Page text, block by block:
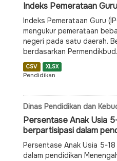
Indeks Pemerataan Guru
Indeks Pemerataan Guru
mengukur pemerataan
negeri pada satu daerah.
berdasarkan
CSV XLSX
Pendidikan
Dinas Pendidikan dan
Persentase Anak Usia
berpartisipasi dalam
Persentase Anak Usia 5-
dalam pendidikan